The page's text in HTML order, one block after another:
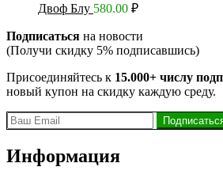
Двоф Блу 580.00 ₽
Подписаться на новости
(Получи скидку 5% подписавшись)
Присоединяйтесь к 15.000+ числу
новый купон на скидку каждую среду.
Информация